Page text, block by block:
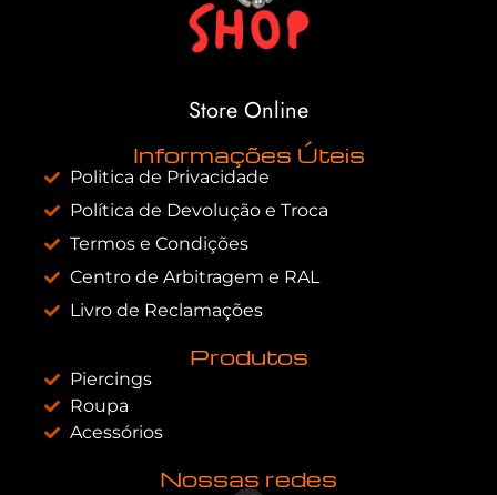
Store Online
Informações Úteis
Politica de Privacidade
Política de Devolução e Troca
Termos e Condições
Centro de Arbitragem e RAL
Livro de Reclamações
Produtos
Piercings
Roupa
Acessórios
Nossas redes